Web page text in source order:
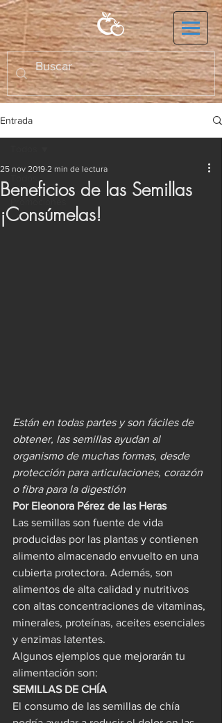
Entrada
Beneficios de las Semillas
¡Consúmelas!
25 nov 2019 2 min de lectura
Están en todas partes y son fáciles de
obtener, las semillas ayudan al
organismo de muchas formas, desde
protección para articulaciones, corazón
o fibra para la digestión
Por Eleonora Pérez de las Heras
Las semillas son fuente de vida
producidas por las plantas y contienen
alimento almacenado envuelto en una
cubierta protectora. Además, son
alimentos de alta calidad y nutritivos
con altas concentraciones de vitaminas,
minerales, proteínas, aceites esenciales
y enzimas latentes.
Algunos ejemplos que mejorarán tu
alimentación son:
SEMILLAS DE CHÍA
El consumo de las semillas de chía